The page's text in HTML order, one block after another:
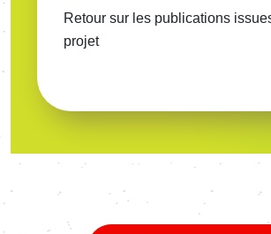
Retour sur les publications
projet